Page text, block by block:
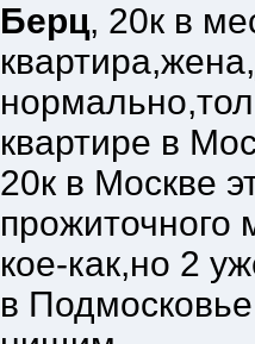
Берц, 20к в
квартире в
20к в Москве
кое-как,но 2
в